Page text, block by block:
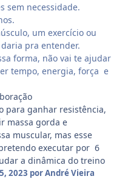
sem necessidade.
um exercício ou
pra entender.
forma, não vai te ajudar
tempo, energia, força e
para ganhar resistência,
massa gorda e
muscular, mas esse
executar por 6
a dinâmica do treino
2023 por André Vieira